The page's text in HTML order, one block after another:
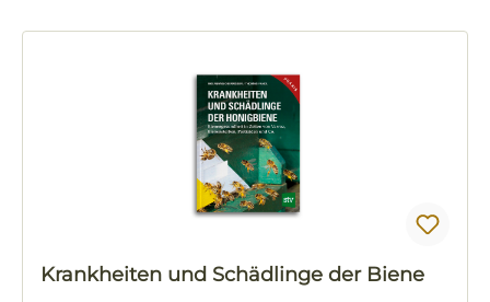
Krankheiten und Schädlinge der Biene